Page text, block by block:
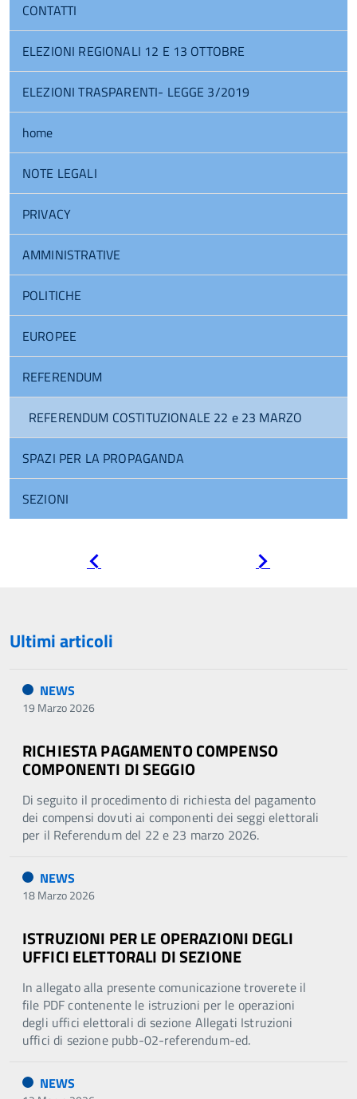
CONTATTI
ELEZIONI REGIONALI 12 E 13 OTTOBRE
ELEZIONI TRASPARENTI- LEGGE 3/2019
home
NOTE LEGALI
PRIVACY
AMMINISTRATIVE
POLITICHE
EUROPEE
REFERENDUM
REFERENDUM COSTITUZIONALE 22 e 23 MARZO
SPAZI PER LA PROPAGANDA
SEZIONI
Ultimi articoli
NEWS
19 Marzo 2026
RICHIESTA PAGAMENTO COMPENSO
COMPONENTI DI SEGGIO
Di seguito il procedimento di richiesta del pagamento
dei compensi dovuti ai componenti dei seggi elettorali
per il Referendum del 22 e 23 marzo 2026.
NEWS
18 Marzo 2026
ISTRUZIONI PER LE OPERAZIONI DEGLI
UFFICI ELETTORALI DI SEZIONE
In allegato alla presente comunicazione troverete il
file PDF contenente le istruzioni per le operazioni
degli uffici elettorali di sezione Allegati Istruzioni
uffici di sezione pubb-02-referendum-ed.
NEWS